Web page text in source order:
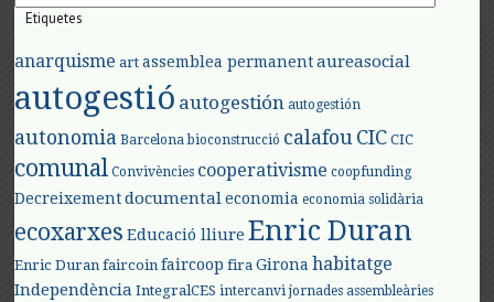
Etiquetes
anarquisme art assemblea permanent aureasocial
autogestió autogestión autogestión
autonomia Barcelona bioconstrucció calafouCIC CIC
comunal Convivències cooperativisme coopfunding
Decreixement documental economia economia solidària
ecoxarxes Educació lliure Enric Duran
Enric Duran faircoin faircoop fira Girona habitatge
Independència IntegralCES intercanvi jornades assembleàries